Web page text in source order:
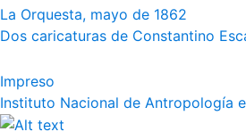
La Orquesta, mayo de 1862
Dos caricaturas de Constantino
Impreso
Instituto Nacional de Antropología